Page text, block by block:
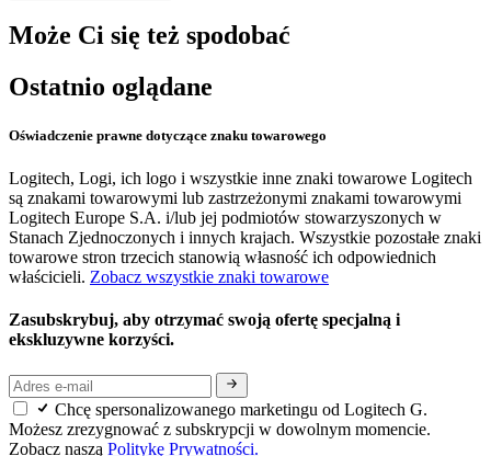
Może Ci się też spodobać
Ostatnio oglądane
Oświadczenie prawne dotyczące znaku towarowego
Logitech, Logi, ich logo i wszystkie inne znaki towarowe Logitech
są znakami towarowymi lub zastrzeżonymi znakami towarowymi
Logitech Europe S.A. i/lub jej podmiotów stowarzyszonych w
Stanach Zjednoczonych i innych krajach. Wszystkie pozostałe znaki
towarowe stron trzecich stanowią własność ich odpowiednich
właścicieli. Zobacz wszystkie znaki towarowe
Zasubskrybuj, aby otrzymać swoją ofertę specjalną i
ekskluzywne korzyści.
Chcę spersonalizowanego marketingu od Logitech G.
Możesz zrezygnować z subskrypcji w dowolnym momencie.
Zobacz naszą Politykę Prywatności.